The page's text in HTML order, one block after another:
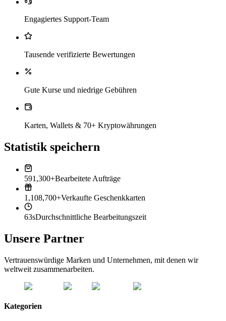
Engagiertes Support-Team
Tausende verifizierte Bewertungen
Gute Kurse und niedrige Gebühren
Karten, Wallets & 70+ Kryptowährungen
Statistik speichern
591,300+Bearbeitete Aufträge
1,108,700+Verkaufte Geschenkkarten
63sDurchschnittliche Bearbeitungszeit
Unsere Partner
Vertrauenswürdige Marken und Unternehmen, mit denen wir
weltweit zusammenarbeiten.
Kategorien